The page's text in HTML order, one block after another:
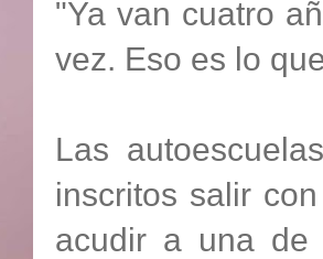
"Ya van cuatro
vez. Eso es lo
Las
inscritos salir
acudir a una de